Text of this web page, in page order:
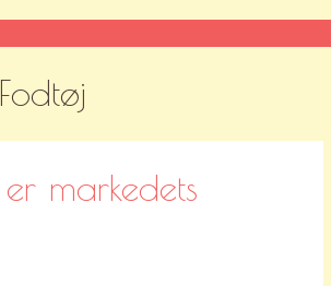
Fodtøj
er markedets